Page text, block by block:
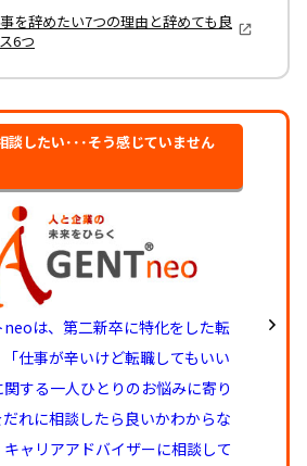
を辞めたい7つの理由と辞めても良
6つ
談したい･･･そう感じていません
は、第二新卒に特化をした転
仕事が辛いけど転職してもいい
する一人ひとりのお悩みに寄り
れに相談したら良いかわからな
ャリアアドバイザーに相談して